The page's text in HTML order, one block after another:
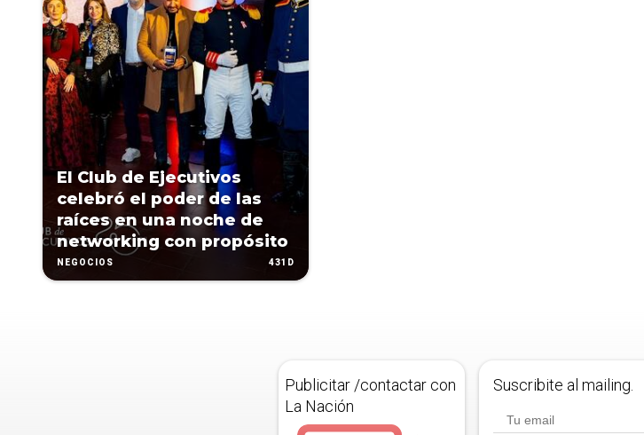
El Club de Ejecutivos
celebró el poder de las
raíces en una noche de
networking con propósito
NEGOCIOS 431D
Publicitar /contactar con
La Nación
Suscribite al mailing.